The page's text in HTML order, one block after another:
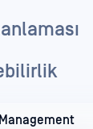
Management